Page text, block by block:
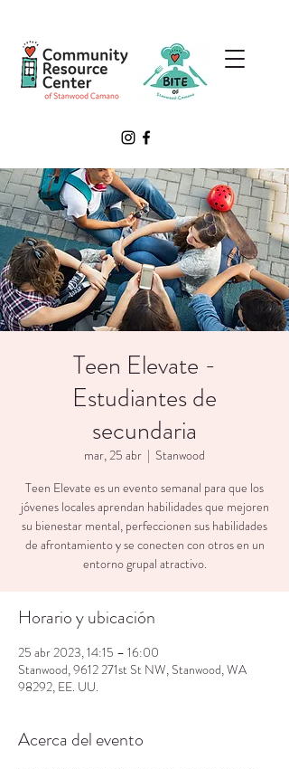
Teen Elevate -
Estudiantes de
secundaria
mar, 25 abr
  |
Stanwood
Teen Elevate es un evento semanal para que los
jóvenes locales aprendan habilidades que mejoren
su bienestar mental, perfeccionen sus habilidades
de afrontamiento y se conecten con otros en un
entorno grupal atractivo.
Horario y ubicación
25 abr 2023, 14:15 – 16:00
Stanwood, 9612 271st St NW, Stanwood, WA
98292, EE. UU.
Acerca del evento